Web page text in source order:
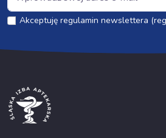
Akceptuję regulamin newslettera